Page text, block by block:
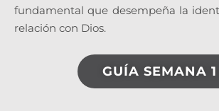
fundamental que desempeña la
relación con Dios.
GUÍA SEMANA 1